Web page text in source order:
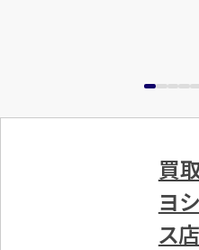
買
ヨ
ス店